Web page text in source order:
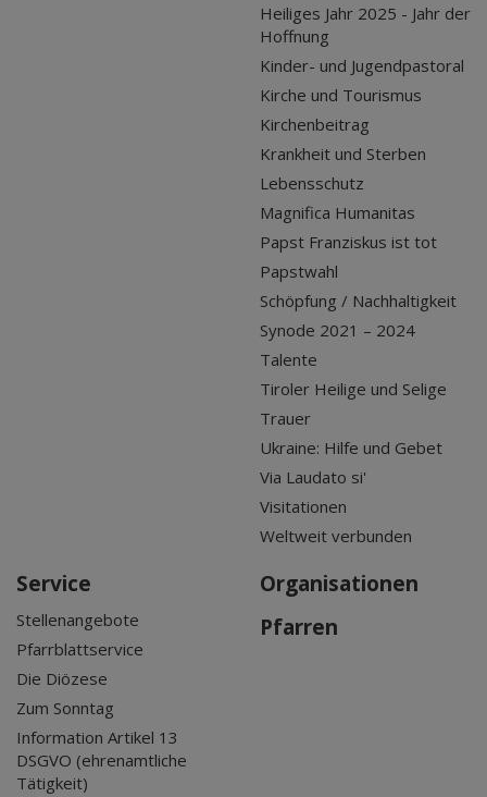
Heiliges Jahr 2025 - Jahr der
Hoffnung
Kinder- und Jugendpastoral
Kirche und Tourismus
Kirchenbeitrag
Krankheit und Sterben
Lebensschutz
Magnifica Humanitas
Papst Franziskus ist tot
Papstwahl
Schöpfung / Nachhaltigkeit
Synode 2021 – 2024
Talente
Tiroler Heilige und Selige
Trauer
Ukraine: Hilfe und Gebet
Via Laudato si'
Visitationen
Weltweit verbunden
Service
Stellenangebote
Pfarrblattservice
Die Diözese
Zum Sonntag
Information Artikel 13
DSGVO (ehrenamtliche
Tätigkeit)
Organisationen
Pfarren